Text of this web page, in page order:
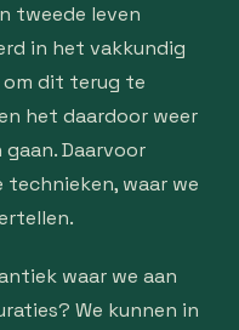
tweede leven
in het vakkundig
om dit terug te
het daardoor weer
Daarvoor
technieken, waar we
waar we aan
We kunnen in